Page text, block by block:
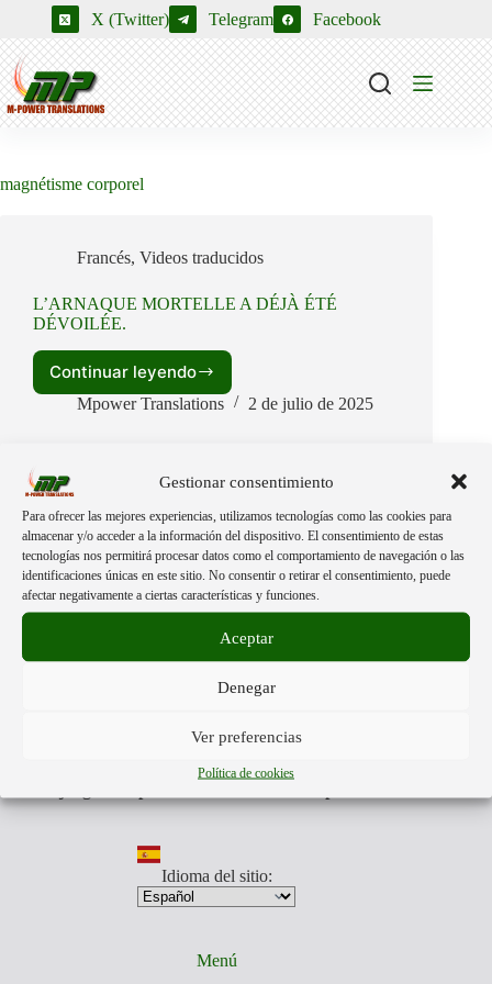
Gestionar consentimiento
Para ofrecer las mejores experiencias, utilizamos tecnologías como las cookies para
almacenar y/o acceder a la información del dispositivo. El consentimiento de estas
tecnologías nos permitirá procesar datos como el comportamiento de navegación o las
identificaciones únicas en este sitio. No consentir o retirar el consentimiento, puede
afectar negativamente a ciertas características y funciones.
Aceptar
Denegar
Ver preferencias
Política de cookies
contenido
X (Twitter) Telegram Facebook
magnétisme corporel
Francés, Videos traducidos
L’ARNAQUE MORTELLE A DÉJÀ ÉTÉ
DÉVOILÉE.
Continuar leyendo
L’ARNAQUE
MORTELLE
DÉVOILÉE.
Mpower Translations 2 de julio de 2025
Acerca de:
Mpower Translationsesta formado por personas libres de
distintas partes del mundo.
Nuestra única finalidad, es darte a conocer la información más
veraz que otros no quieren mostrarte.
realidad de lo que nos acontece, para que estés preparado para
globalistas y pro humanos.
Nuestro equipo traducirá aquellos videos y documentos que
toda persona, debe de conocer.
Idioma del sitio:
Menú